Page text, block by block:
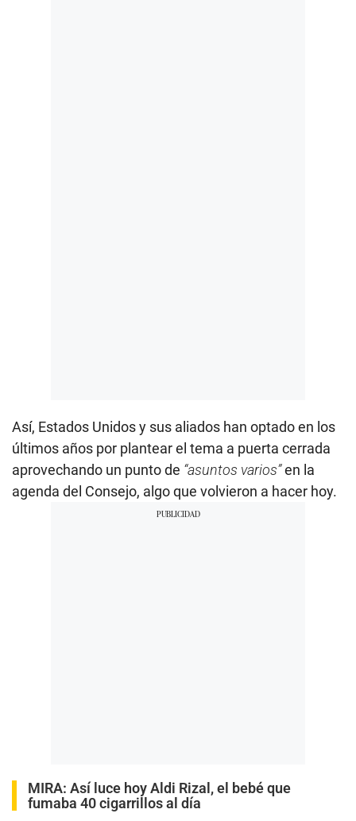
Así, Estados Unidos y sus aliados han optado en los
últimos años por plantear el tema a puerta cerrada
aprovechando un punto de “asuntos varios”en la
agenda del Consejo, algo que volvieron a hacer hoy.
MIRA: Así luce hoy Aldi Rizal, el bebé que
fumaba 40 cigarrillos al día